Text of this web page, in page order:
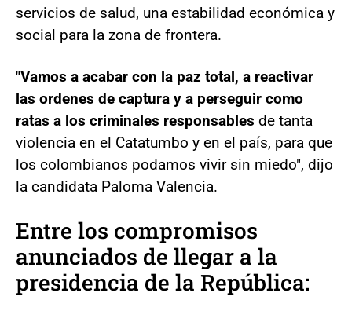
servicios de salud, una estabilidad económica y
social para la zona de frontera.
"Vamos a acabar con la paz total, a reactivar
las ordenes de captura y a perseguir como
ratas a los criminales responsables de tanta
violencia en el Catatumbo y en el país, para que
los colombianos podamos vivir sin miedo", dijo
la candidata Paloma Valencia.
Entre los compromisos
anunciados de llegar a la
presidencia de la República: